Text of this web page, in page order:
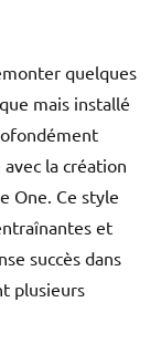
quelques
mais installé
la création
One. Ce style
et
succès dans
plusieurs